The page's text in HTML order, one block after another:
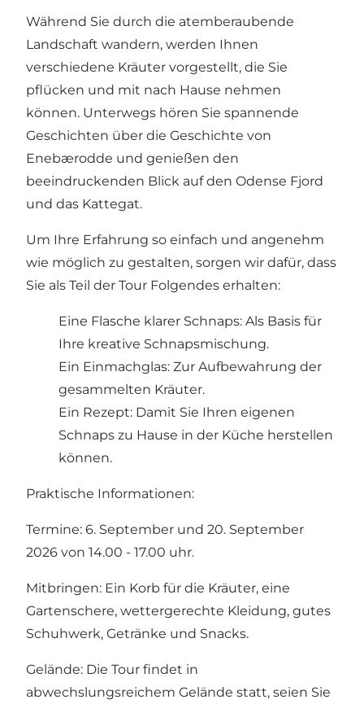
Während Sie durch die atemberaubende
Landschaft wandern, werden Ihnen
verschiedene Kräuter vorgestellt, die Sie
pflücken und mit nach Hause nehmen
können. Unterwegs hören Sie spannende
Geschichten über die Geschichte von
Enebærodde und genießen den
beeindruckenden Blick auf den Odense Fjord
und das Kattegat.
Um Ihre Erfahrung so einfach und angenehm
wie möglich zu gestalten, sorgen wir dafür, dass
Sie als Teil der Tour Folgendes erhalten:
Eine Flasche klarer Schnaps: Als Basis für
Ihre kreative Schnapsmischung.
Ein Einmachglas: Zur Aufbewahrung der
gesammelten Kräuter.
Ein Rezept: Damit Sie Ihren eigenen
Schnaps zu Hause in der Küche herstellen
können.
Praktische Informationen:
Termine: 6. September und 20. September
2026 von 14.00 - 17.00 uhr.
Mitbringen: Ein Korb für die Kräuter, eine
Gartenschere, wettergerechte Kleidung, gutes
Schuhwerk, Getränke und Snacks.
Gelände: Die Tour findet in
abwechslungsreichem Gelände statt, seien Sie